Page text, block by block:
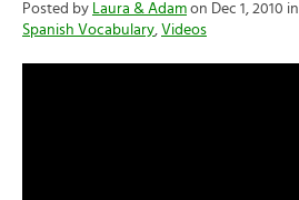
Posted by Laura & Adam on Dec 1, 2010 in
Spanish Vocabulary, Videos